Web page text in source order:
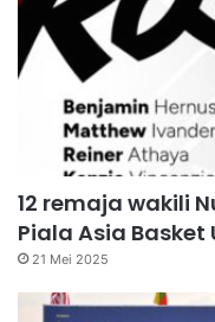
12 remaja wakili
Piala Asia Basket
21 Mei 2025